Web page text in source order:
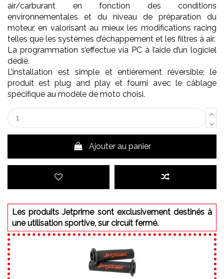
air/carburant en fonction des conditions
environnementales et du niveau de préparation du
moteur, en valorisant au mieux les modifications racing
telles que les systèmes d’échappement et les filtres à air.
La programmation s’effectue via PC à l’aide d’un logiciel
dédié.
L’installation est simple et entièrement réversible; le
produit est plug and play et fourni avec le câblage
spécifique au modèle de moto choisi.
Ajouter au panier
Les produits Jetprime sont exclusivement destinés à
une utilisation sportive, sur circuit fermé.